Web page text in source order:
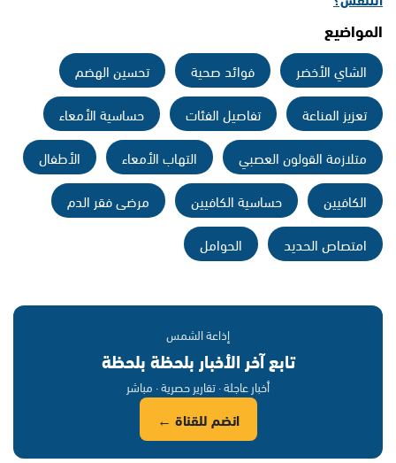
المواضيع
الشاي الأخضر فوائد صحية
تحسين الهضم
تعزيز المناعة
تفاصيل الفئات
حساسية الأمعاء
متلازمة القولون العصبي
التهاب الأمعاء
الأطفال
الكافيين
حساسية الكافيين
مرضى فقر الدم
امتصاص الحديد
الحوامل
إذاعة الشمس
تابع آخر الأخبار بلحظة بلحظة
أخبار عاجلة · تقارير حصرية · مباشر
انضم للقناة ←